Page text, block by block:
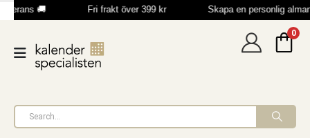
🚚 Fri frakt över 399 kr Skapa en personlig
0